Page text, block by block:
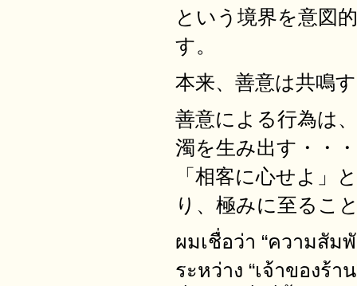
という境界を意図
す。
本来、善意は共鳴
善意による行為は
濁を生み出す・・・
「相客に心せよ」
り、極みに至るこ
ผมเชื่อว่า “ความสัม
ระหว่าง “เจ้าของร้า